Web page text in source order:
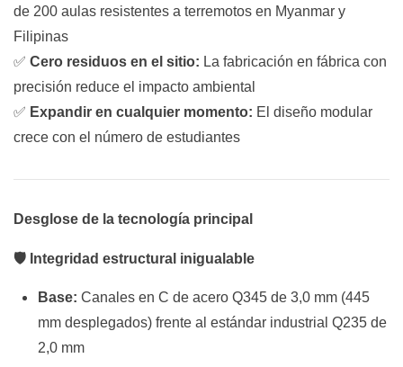
de 200 aulas resistentes a terremotos en Myanmar y
Filipinas
✅ Cero residuos en el sitio: La fabricación en fábrica con
precisión reduce el impacto ambiental
✅ Expandir en cualquier momento: El diseño modular
crece con el número de estudiantes
Desglose de la tecnología principal
🛡️ Integridad estructural inigualable
Base: Canales en C de acero Q345 de 3,0 mm (445
mm desplegados) frente al estándar industrial Q235 de
2,0 mm